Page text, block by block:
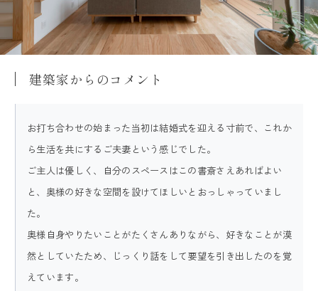
建築家からのコメント
お打ち合わせの始まった当初は結婚式を迎える寸前で、これか
ら生活を共にするご夫妻という感じでした。
ご主人は優しく、自分のスペースはこの書斎さえあればよい
と、奥様の好きな空間を設けてほしいとおっしゃっていまし
た。
奥様自身やりたいことがたくさんありながら、好きなことが漠
然としていたため、じっくり話をして要望を引き出したのを覚
えています。